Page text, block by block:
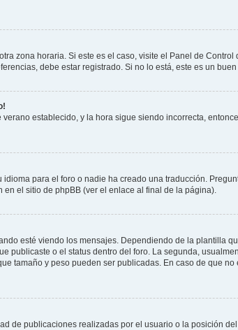
zona horaria. Si este es el caso, visite el Panel de
debe estar registrado. Si no lo está, este es un
establecido, y la hora sigue siendo incorrecta,
para el foro o nadie ha creado una traducción.
el sitio de phpBB (ver el enlace al final de la página).
esté viendo los mensajes. Dependiendo de la plantilla
publicaste o el status dentro del foro. La segunda,
tamaño y peso pueden ser publicadas. En caso de que
de publicaciones realizadas por el usuario o la posición